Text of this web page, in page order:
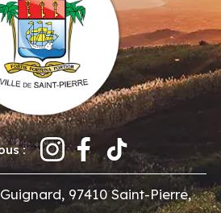
:
97410 Saint-Pierre,